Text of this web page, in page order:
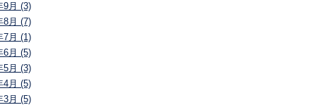
9月 (3)
8月 (7)
7月 (1)
6月 (5)
5月 (3)
4月 (5)
3月 (5)